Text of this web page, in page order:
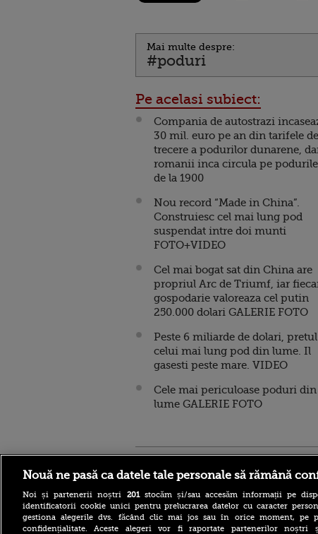
Mai multe despre:
#poduri
Pe acelasi subiect:
Compania de autostrazi
30 mil. euro pe an din tarifele de
trecere a podurilor dunarene,
romanii inca circula pe podurile
de la 1900
Nou record “Made in China”.
Construiesc cel mai lung pod
suspendat intre doi munti
FOTO+VIDEO
Cel mai bogat sat din China are
propriul Arc de Triumf, iar
gospodarie valoreaza cel putin
250.000 dolari GALERIE FOTO
Peste 6 miliarde de dolari, pretul
celui mai lung pod din lume. Il
gasesti peste mare. VIDEO
Cele mai periculoase poduri din
lume GALERIE FOTO
Nouă ne pasă ca datele tale personale să rămână
Noi și partenerii noștri 201stocăm și/sau accesăm informații pe
identificatorii cookie unici pentru prelucrarea datelor cu caracter
gestiona alegerile dvs. făcând clic mai jos sau în orice moment, pe
confidențialitate. Aceste alegeri vor fi raportate partenerilor